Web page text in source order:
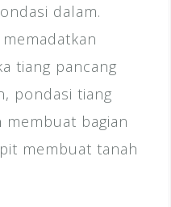
dalam.
tiang pancang
pondasi tiang
membuat bagian
membuat tanah